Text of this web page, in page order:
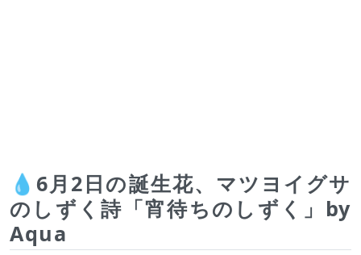
💧6月2日の誕生花、マツヨイグサ
のしずく詩「宵待ちのしずく」by
Aqua